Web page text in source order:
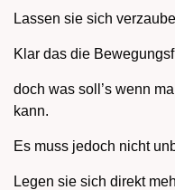
Lassen sie sich
Klar das die
doch was soll’s wenn
kann.
Es muss jedoch nicht
Legen sie sich direkt